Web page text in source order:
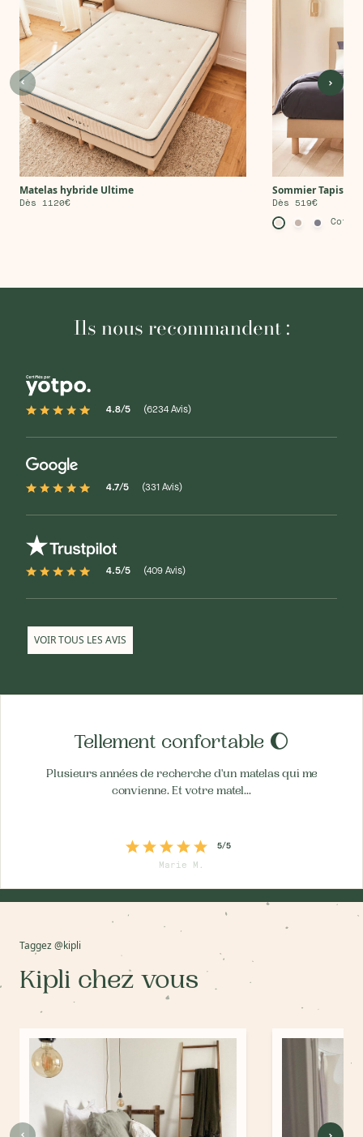
Matelas hybride Ultime
Dès 1120€
Sommier Tapissier
Dès 519€
Coton
Ils nous recommandent :
4.8/5 (6234 Avis)
4.7/5 (331 Avis)
4.5/5 (409 Avis)
VOIR TOUS LES AVIS
Tellement confortable 🌔
Plusieurs années de recherche d'un matelas qui me
convienne. Et votre matel...
5/5
Marie M.
Taggez@kipli
Kipli chez vous